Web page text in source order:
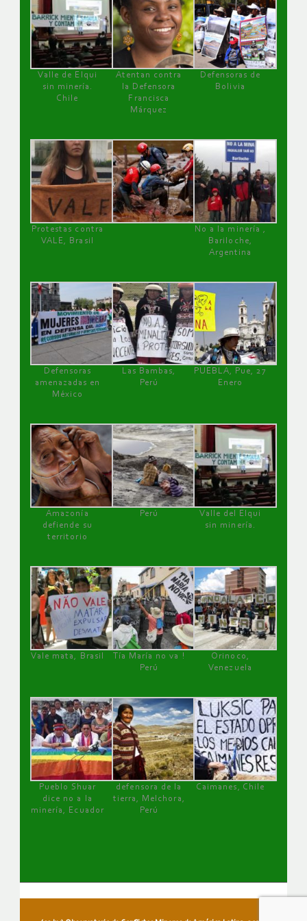
Valle de Elqui
sin minería.
Chile
Atentan contra
la Defensora
Francisca
Márquez
Defensoras de
Bolivia
Protestas contra
VALE, Brasil
No a la minería ,
Bariloche,
Argentina
Defensoras
amenazadas en
México
Las Bambas,
Perú
PUEBLA, Pue, 27
Enero
Amazonía
defiende su
territorio
Perú
Valle del Elqui
sin minería.
Vale mata, Brasil
Tía María no va !
Perú
Orinoco,
Venezuela
Pueblo Shuar
dice no a la
minería, Ecuador
defensora de la
tierra, Melchora,
Perú
Caimanes, Chile